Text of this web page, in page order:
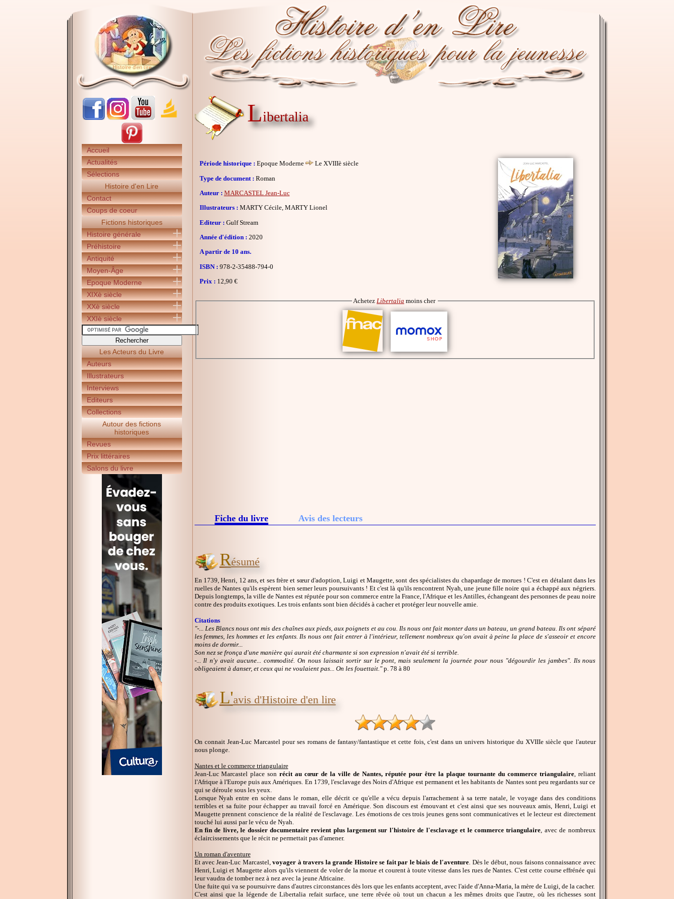
Accueil
Actualités
Sélections
Histoire d'en Lire
Contact
Coups de coeur
Fictions historiques
Histoire générale
Préhistoire
Antiquité
Moyen-Âge
Epoque Moderne
XIXè siècle
XXè siècle
XXIè siècle
Les Acteurs du Livre
Auteurs
Illustrateurs
Interviews
Editeurs
Collections
Autour des fictions
historiques
Revues
Prix littéraires
Salons du livre
Libertalia
Période historique : Epoque Moderne
Le XVIIIè siècle
Type de document : Roman
Auteur : MARCASTEL Jean-Luc
Illustrateurs : MARTY Cécile, MARTY Lionel
Editeur : Gulf Stream
Année d'édition : 2020
A partir de 10 ans.
ISBN : 978-2-35488-794-0
Prix : 12,90 €
Achetez Libertalia moins cher
Fiche du livre Avis des lecteurs
Résumé
En 1739, Henri, 12 ans, et ses frère et sœur d'adoption, Luigi et Maugette, sont des spécialistes du chapardage de morues ! C'est en détalant dans les
ruelles de Nantes qu'ils espèrent bien semer leurs poursuivants ! Et c'est là qu'ils rencontrent Nyah, une jeune fille noire qui a échappé aux négriers.
Depuis longtemps, la ville de Nantes est réputée pour son commerce entre la France, l'Afrique et les Antilles, échangeant des personnes de peau noire
contre des produits exotiques. Les trois enfants sont bien décidés à cacher et protéger leur nouvelle amie.
Citations
"-... Les Blancs nous ont mis des chaînes aux pieds, aux poignets et au cou. Ils nous ont fait monter dans un bateau, un grand bateau. Ils ont séparé
les femmes, les hommes et les enfants. Ils nous ont fait entrer à l'intérieur, tellement nombreux qu'on avait à peine la place de s'asseoir et encore
moins de dormir...
Son nez se fronça d'une manière qui aurait été charmante si son expression n'avait été si terrible.
-... Il n'y avait aucune... commodité. On nous laissait sortir sur le pont, mais seulement la journée pour nous "dégourdir les jambes". Ils nous
obligeaient à danser, et ceux qui ne voulaient pas... On les fouettait."p. 78 à 80
L'avis d'Histoire d'en lire
On connait Jean-Luc Marcastel pour ses romans de fantasy/fantastique et cette fois, c'est dans un univers historique du XVIIIe siècle que l'auteur
nous plonge.
Nantes et le commerce triangulaire
Jean-Luc Marcastel place sonrécit au cœur de la ville de Nantes, réputée pour être la plaque tournante du commerce triangulaire, reliant
l'Afrique à l'Europe puis aux Amériques. En 1739, l'esclavage des Noirs d'Afrique est permanent et les habitants de Nantes sont peu regardants sur ce
qui se déroule sous les yeux.
Lorsque Nyah entre en scène dans le roman, elle décrit ce qu'elle a vécu depuis l'arrachement à sa terre natale, le voyage dans des conditions
terribles et sa fuite pour échapper au travail forcé en Amérique. Son discours est émouvant et c'est ainsi que ses nouveaux amis, Henri, Luigi et
Maugette prennent conscience de la réalité de l'esclavage. Les émotions de ces trois jeunes gens sont communicatives et le lecteur est directement
touché lui aussi par le vécu de Nyah.
En fin de livre, le dossier documentaire revient plus largement sur l'histoire de l'esclavage et le commerce triangulaire, avec de nombreux
éclaircissements que le récit ne permettait pas d'amener.
Un roman d'aventure
Et avec Jean-Luc Marcastel,voyager à travers la grande Histoire se fait par le biais de l'aventure. Dès le début, nous faisons connaissance avec
Henri, Luigi et Maugette alors qu'ils viennent de voler de la morue et courent à toute vitesse dans les rues de Nantes. C'est cette course effrénée qui
leur vaudra de tomber nez à nez avec la jeune Africaine.
Une fuite qui va se poursuivre dans d'autres circonstances dès lors que les enfants acceptent, avec l'aide d'Anna-Maria, la mère de Luigi, de la cacher.
C'est ainsi que la légende de Libertalia refait surface, une terre rêvée où tout un chacun a les mêmes droits que l'autre, où les richesses sont